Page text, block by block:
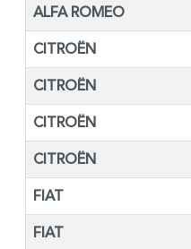
ALFA ROMEO
CITROËN
CITROËN
CITROËN
CITROËN
FIAT
FIAT